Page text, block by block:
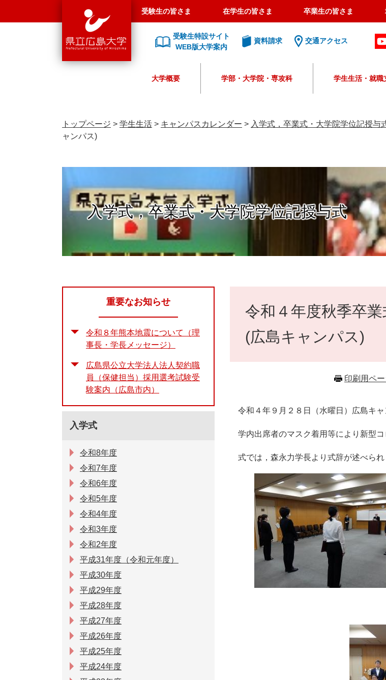
島
大
受験生の皆さま 在学生の皆さま 卒業生の皆さま
受験生特設サイト
WEB版大学案内
資料請求 交通アクセス
o
カ
タ
ム
検
索
大学概要 学部・大学院・専攻科 学生生活・就職
トップページ > 学生生活 > キャンパスカレンダー > 入学式，卒業式・大学院学位記授与
ャンパス)
入学式，卒業式・大学院学位記授与式
令和４年度秋季卒
(広島キャンパス)
印刷用ペ
令和４年９月２８日（水曜日）広島キャ
学内出席者のマスク着用等により新型コ
式では，森永力学長より式辞が述べ
重要なお知らせ
令和８年熊本地震について（理
事長・学長メッセージ）
広島県公立大学法人法人契約職
員（保健担当）採用選考試験受
験案内（広島市内）
入学式
令和8年度
令和7年度
令和6年度
令和5年度
令和4年度
令和3年度
令和2年度
平成31年度（令和元年度）
平成30年度
平成29年度
平成28年度
平成27年度
平成26年度
平成25年度
平成24年度